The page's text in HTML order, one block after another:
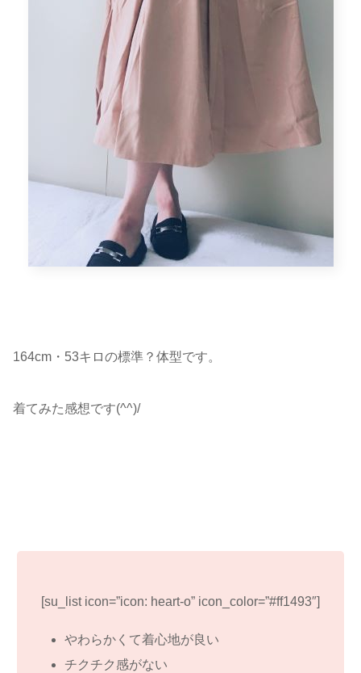
164cm・53キロの標準？体型です。
着てみた感想です(^^)/
[su_list icon=”icon: heart-o” icon_color=”#ff1493″]
やわらかくて着心地が良い
チクチク感がない